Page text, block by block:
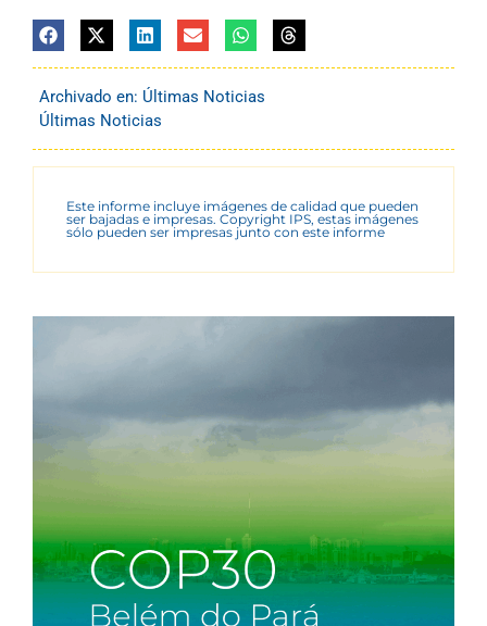
Archivado en: Últimas Noticias
Últimas Noticias
Este informe incluye imágenes de calidad que pueden
ser bajadas e impresas. Copyright IPS, estas imágenes
sólo pueden ser impresas junto con este informe